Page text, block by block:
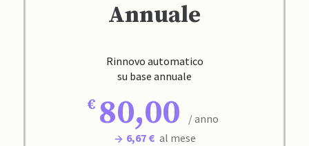
Annuale
Rinnovo automatico
su base annuale
80,00
/ anno
6,67 € al mese